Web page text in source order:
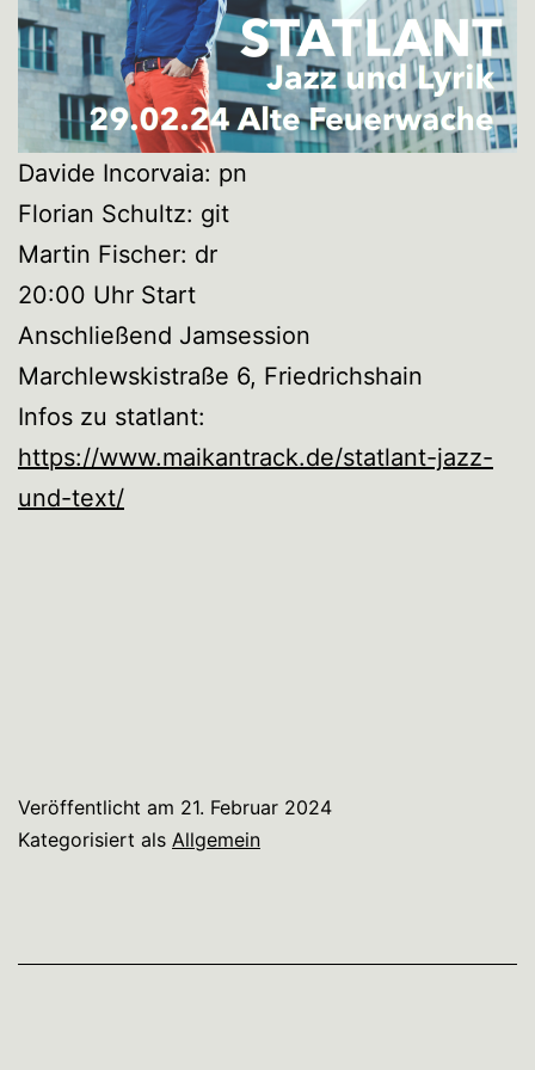
Davide Incorvaia: pn
Florian Schultz: git
Martin Fischer: dr
20:00 Uhr Start
Anschließend Jamsession
Marchlewskistraße 6, Friedrichshain
Infos zu statlant:
https://www.maikantrack.de/statlant-jazz-
und-text/
Veröffentlicht am 21. Februar 2024
Kategorisiert als Allgemein